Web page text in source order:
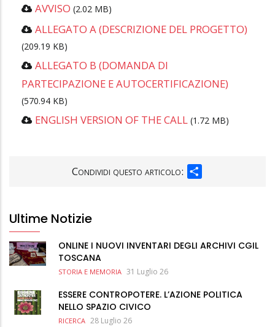
AVVISO (2.02 MB)
ALLEGATO A (DESCRIZIONE DEL PROGETTO)
(209.19 KB)
ALLEGATO B (DOMANDA DI
PARTECIPAZIONE E AUTOCERTIFICAZIONE)
(570.94 KB)
ENGLISH VERSION OF THE CALL (1.72 MB)
Condividi questo articolo:
Ultime Notizie
ONLINE I NUOVI INVENTARI DEGLI ARCHIVI CGIL
TOSCANA
STORIA E MEMORIA 31 Luglio 26
ESSERE CONTROPOTERE. L’AZIONE POLITICA
NELLO SPAZIO CIVICO
RICERCA 28 Luglio 26